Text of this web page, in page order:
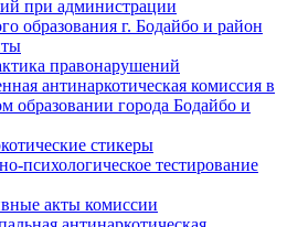
при администрации
образования г. Бодайбо и район
правонарушений
антинаркотическая комиссия в
образовании города Бодайбо и
стикеры
психологическое тестирование
акты комиссии